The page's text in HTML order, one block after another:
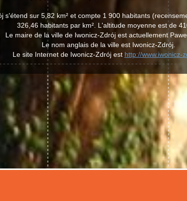
s'étend sur 5,82 km² et compte 1 900 habitants
326,46 habitants par km². L'altitude moyenne est de
Le maire de la ville de Iwonicz-Zdrój est actuellement
Le nom anglais de la ville est Iwonicz-Zdrój.
Le site Internet de Iwonicz-Zdrój est http://www.iwonicz-